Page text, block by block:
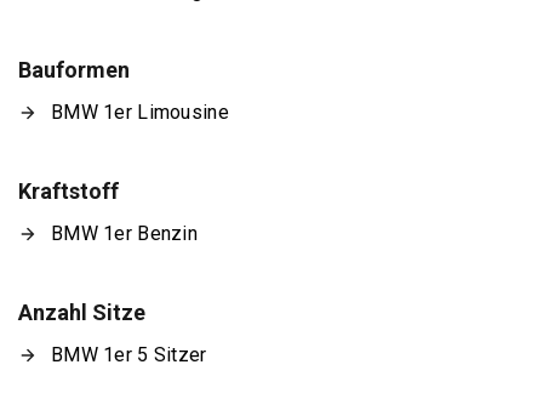
Bauformen
BMW 1er Limousine
Kraftstoff
BMW 1er Benzin
Anzahl Sitze
BMW 1er 5 Sitzer